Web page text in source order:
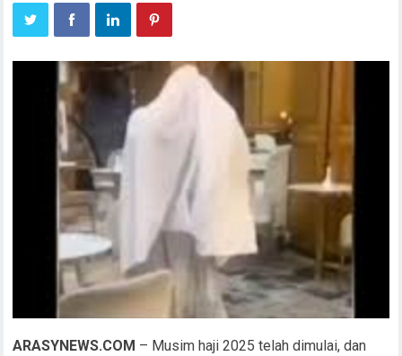
ARASYNEWS.COM – Musim haji 2025 telah dimulai, dan